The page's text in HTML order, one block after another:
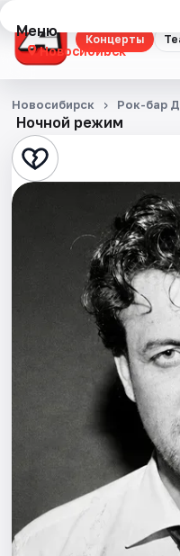
Концерты
Меню
Новосибирск
Концерты
Театр
Стендап
Экскурсии
Города
Площадки
Артисты
Ночной режим
Новосибирск Рок-бар